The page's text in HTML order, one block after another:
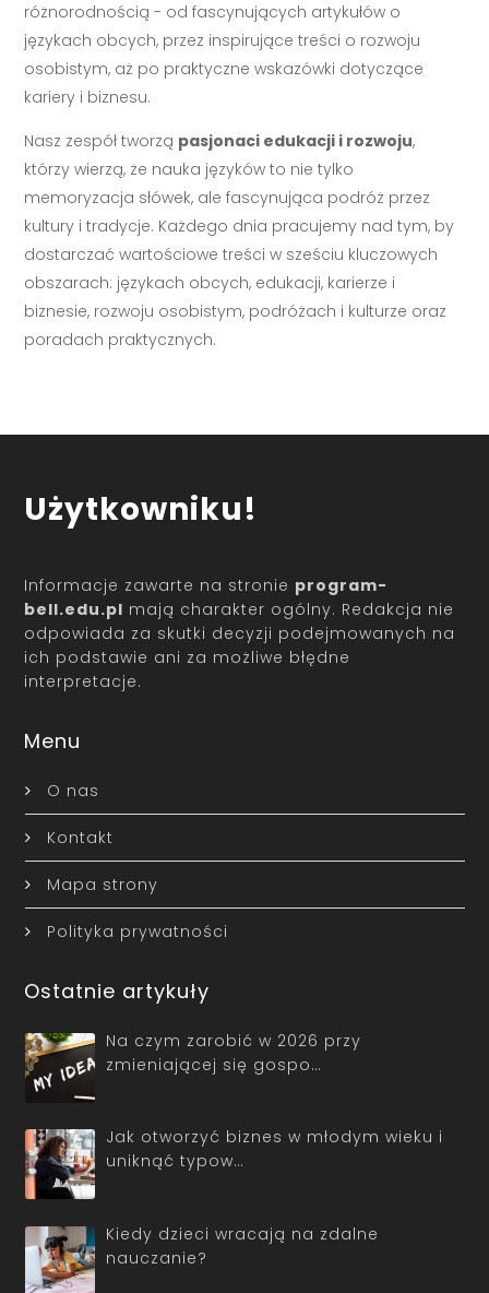
różnorodnością - od fascynujących artykułów o
językach obcych, przez inspirujące treści o rozwoju
osobistym, aż po praktyczne wskazówki dotyczące
kariery i biznesu.
Nasz zespół tworzą pasjonaci edukacji i rozwoju,
którzy wierzą, że nauka języków to nie tylko
memoryzacja słówek, ale fascynująca podróż przez
kultury i tradycje. Każdego dnia pracujemy nad tym, by
dostarczać wartościowe treści w sześciu kluczowych
obszarach: językach obcych, edukacji, karierze i
biznesie, rozwoju osobistym, podróżach i kulturze oraz
poradach praktycznych.
Użytkowniku!
Informacje zawarte na stronie program-
bell.edu.pl mają charakter ogólny. Redakcja nie
odpowiada za skutki decyzji podejmowanych na
ich podstawie ani za możliwe błędne
interpretacje.
Menu
O nas
Kontakt
Mapa strony
Polityka prywatności
Ostatnie artykuły
Na czym zarobić w 2026 przy
zmieniającej się gospo…
Jak otworzyć biznes w młodym wieku i
uniknąć typow…
Kiedy dzieci wracają na zdalne
nauczanie?